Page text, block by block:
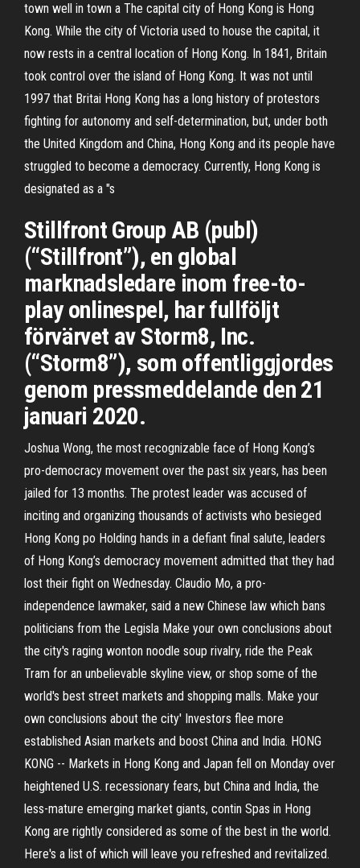
town well in town a The capital city of Hong Kong is Hong
Kong. While the city of Victoria used to house the capital, it
now rests in a central location of Hong Kong. In 1841, Britain
took control over the island of Hong Kong. It was not until
1997 that Britai Hong Kong has a long history of protestors
fighting for autonomy and self-determination, but, under both
the United Kingdom and China, Hong Kong and its people have
struggled to become a democracy. Currently, Hong Kong is
designated as a "s
Stillfront Group AB (publ)
(“Stillfront”), en global
marknadsledare inom free-to-
play onlinespel, har fullföljt
förvärvet av Storm8, Inc.
(“Storm8”), som offentliggjordes
genom pressmeddelande den 21
januari 2020.
Joshua Wong, the most recognizable face of Hong Kong’s
pro-democracy movement over the past six years, has been
jailed for 13 months. The protest leader was accused of
inciting and organizing thousands of activists who besieged
Hong Kong po Holding hands in a defiant final salute, leaders
of Hong Kong’s democracy movement admitted that they had
lost their fight on Wednesday. Claudio Mo, a pro-
independence lawmaker, said a new Chinese law which bans
politicians from the Legisla Make your own conclusions about
the city's raging wonton noodle soup rivalry, ride the Peak
Tram for an unbelievable skyline view, or shop some of the
world's best street markets and shopping malls. Make your
own conclusions about the city' Investors flee more
established Asian markets and boost China and India. HONG
KONG -- Markets in Hong Kong and Japan fell on Monday over
heightened U.S. recessionary fears, but China and India, the
less-mature emerging market giants, contin Spas in Hong
Kong are rightly considered as some of the best in the world.
Here's a list of which will leave you refreshed and revitalized.